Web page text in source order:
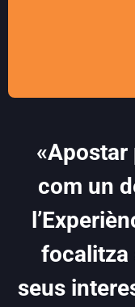
com un
focalitza
seus